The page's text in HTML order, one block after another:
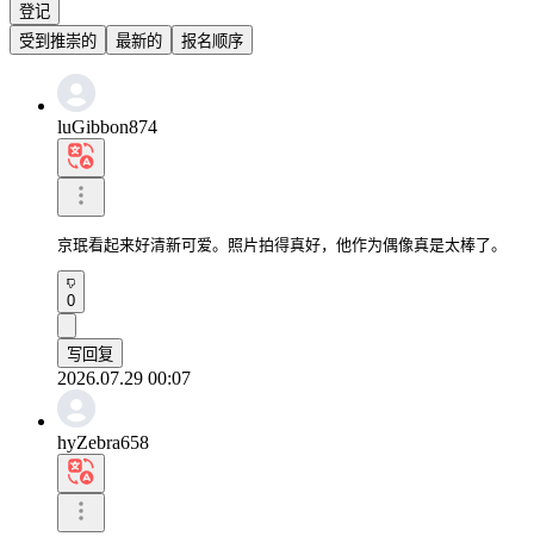
登记
受到推崇的
最新的 报名顺序
luGibbon874
京珉看起来好清新可爱。照片拍得真好，他作为偶像真是太棒了。
0
写回复
2026.07.29 00:07
hyZebra658